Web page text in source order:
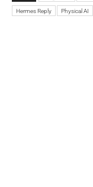
Hermes Reply Physical AI